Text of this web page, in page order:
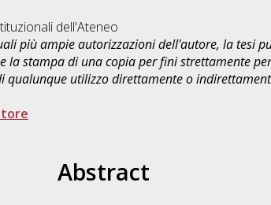
dell'Ateneo
più ampie autorizzazioni dell'autore, la tesi
la stampa di una copia per fini strettamente
qualunque utilizzo direttamente o
Abstract